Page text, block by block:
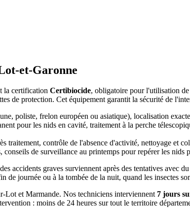
et-Garonne
la certification Certibiocide, obligatoire pour l'utilisation
de protection. Cet équipement garantit la sécurité de
poliste, frelon européen ou asiatique), localisation
pour les nids en cavité, traitement à la perche
traitement, contrôle de l'absence d'activité, nettoyage et
de surveillance au printemps pour repérer les
accidents graves surviennent après des tentatives avec
de journée ou à la tombée de la nuit, quand les insectes
Lot et Marmande. Nos techniciens interviennent 7 jours
: moins de 24 heures sur tout le territoire